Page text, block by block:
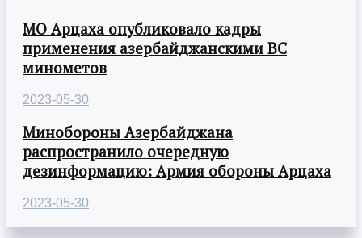
МО Арцаха опубликовало кадры
применения азербайджанскими ВС
минометов
2023-05-30
Минобороны Азербайджана
распространило очередную
дезинформацию: Армия обороны Арцаха
2023-05-30